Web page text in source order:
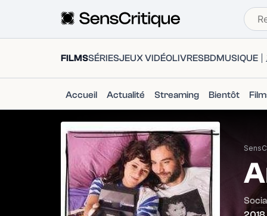
FILMSSÉRIESJEUX VIDÉOLIVRESBDMUSIQUE
Accueil Actualité Streaming Bientôt